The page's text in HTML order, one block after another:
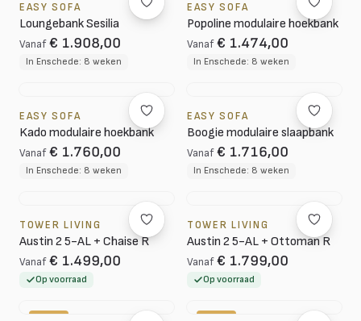
EASY SOFA
Loungebank Sesilia
Vanaf € 1.908,00
In Enschede: 8 weken
EASY SOFA
Popoline modulaire hoekbank
Vanaf € 1.474,00
In Enschede: 8 weken
EASY SOFA
Kado modulaire hoekbank
Vanaf € 1.760,00
In Enschede: 8 weken
EASY SOFA
Boogie modulaire slaapbank
Vanaf € 1.716,00
In Enschede: 8 weken
TOWER LIVING
Austin 2 5-AL + Chaise R
Vanaf € 1.499,00
Op voorraad
TOWER LIVING
Austin 2 5-AL + Ottoman R
Vanaf € 1.799,00
Op voorraad